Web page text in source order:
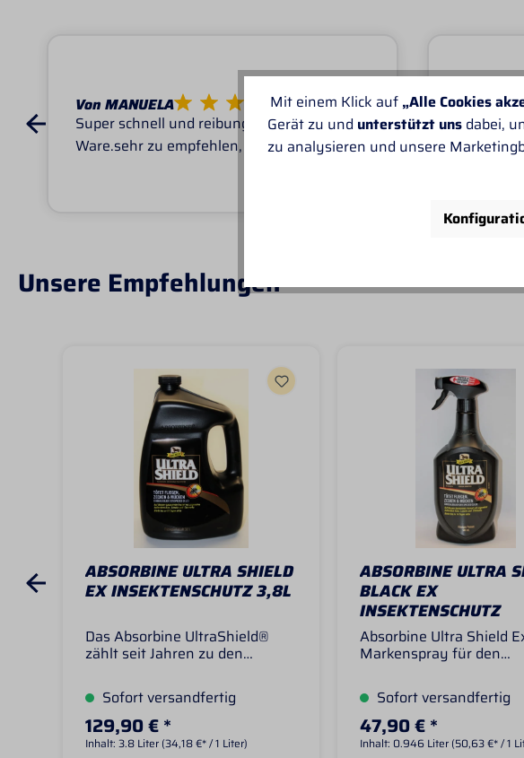
Von MANUELA
Super schnell und reibungslos, top
Ware.sehr zu empfehlen, top!
Von
Leider
nicht.
Unsere Empfehlungen
ABSORBINE ULTRA SHIELD
EX INSEKTENSCHUTZ 3,8L
Das Absorbine UltraShield®
zählt seit Jahren zu den
den USA. Die wasserbasierte
Rezeptur wurde speziell zur
Bekämpfung von Insekten in
Pferdeställen und anderen
Sofort versandfertig
129,90 € *
Inhalt: 3.8 Liter (34,18 €* / 1 Liter)
ABSORBINE ULTRA
BLACK EX
INSEKTENSCHUTZ
Absorbine Ultra Shield
Markenspray für den
nicht für Katzen
Ultra Shield (vormals Ultra
Shield Black und danach
UltraShield Ex) ist das
Sofort versandfertig
47,90 € *
Inhalt: 0.946 Liter (50,63 €* / 1
Mit einem Klick auf „Alle Cookies
Gerät zu und unterstützt uns dabei,
zu analysieren und unsere